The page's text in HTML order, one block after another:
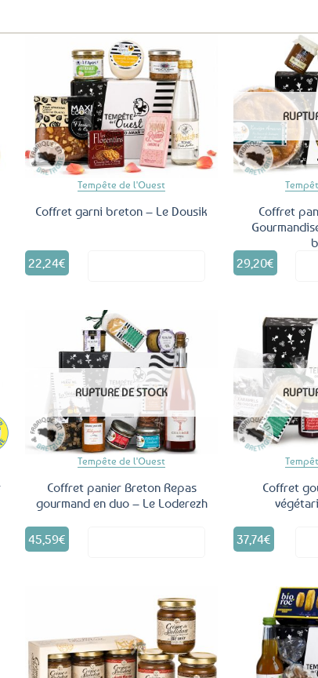
Ajouter
aux
favoris
Tempête de l'Ouest
Coffret garni breton – Le Dousik
22,24€
Coffret
29,20€
Ajouter
aux
favoris
RUPTURE DE STOCK
Tempête de l'Ouest
Coffret panier Breton Repas
gourmand en duo – Le Loderezh
45,59€
Coffret
37,74€
Ajouter
aux
favoris